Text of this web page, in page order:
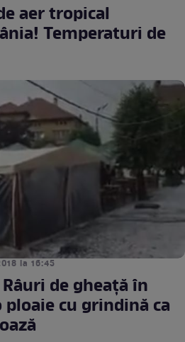
aer tropical
Temperaturi de
la 16:45
Râuri de gheaţă în
ploaie cu grindină ca